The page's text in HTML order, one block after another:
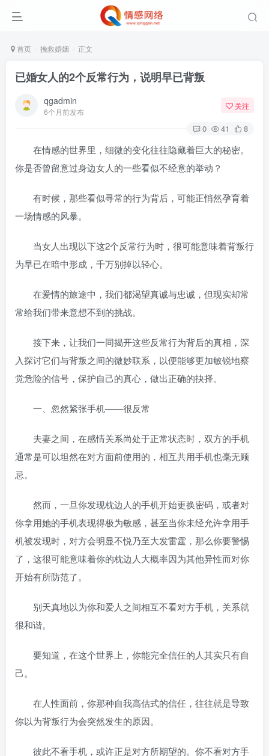
首页 挽救婚姻 正文
已婚女人的2个反常行为，说明早已背叛
qgadmin
6个月前发布
关注
0 41 8
在情感的世界里，细微的变化往往隐藏着巨大的秘密。
你是否曾留意过身边女人的一些看似不经意的举动？
有时候，那些看似寻常的行为背后，可能正悄然孕育着
一场情感的风暴。
当女人出现以下这2个反常行为时，很可能意味着背叛行
为早已在暗中形成，千万别掉以轻心。
在爱情的旅途中，我们都渴望真诚与忠诚，但现实却常
常给我们带来意想不到的挑战。
接下来，让我们一同揭开这些反常行为背后的真相，深
入探讨它们与背叛之间的微妙联系，以便能够更加敏锐地察
觉危险的信号，保护自己的真心，做出正确的抉择。
一、忽然紧张手机——很反常
夫妻之间，在感情关系尚处于正常状态时，双方的手机
通常是可以坦然在对方面前使用的，相互共用手机也毫无顾
忌。
然而，一旦你发现枕边人的手机开始更换密码，或者对
你拿用她的手机表现得极为敏感，甚至当你未经允许拿用手
机被发现时，对方会明显不悦乃至大发雷霆，那么你要警惕
了，这很可能意味着你的枕边人大概率因为其他异性而对你
开始有所防范了。
别天真地以为你和爱人之间相互不看对方手机，关系就
很和谐。
要知道，在这个世界上，你能完全信任的人其实只有自
己。
在人性面前，你那种自我高估式的信任，往往就是导致
你以为背叛行为会突然发生的原因。
彼此不看手机，或许正是对方所期望的。你不看对方手